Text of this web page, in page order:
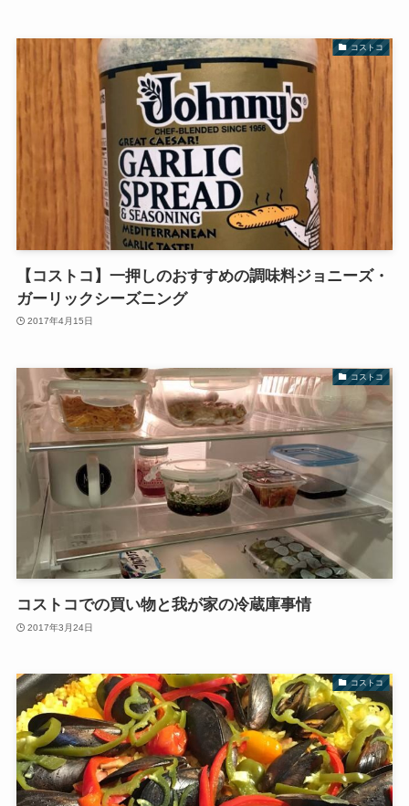
コストコ
【コストコ】一押しのおすすめの調味料ジョニーズ・
ガーリックシーズニング
2017年4月15日
コストコ
コストコでの買い物と我が家の冷蔵庫事情
2017年3月24日
コストコ